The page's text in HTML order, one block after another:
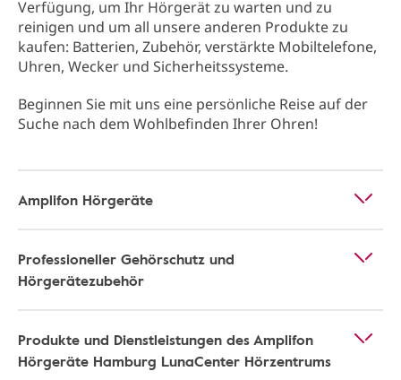
Verfügung, um Ihr Hörgerät zu warten und zu
reinigen und um all unsere anderen Produkte zu
kaufen: Batterien, Zubehör, verstärkte Mobiltelefone,
Uhren, Wecker und Sicherheitssysteme.
Beginnen Sie mit uns eine persönliche Reise auf der
Suche nach dem Wohlbefinden Ihrer Ohren!
Amplifon Hörgeräte
Professioneller Gehörschutz und
Hörgerätezubehör
Produkte und Dienstleistungen des Amplifon
Hörgeräte Hamburg LunaCenter Hörzentrums